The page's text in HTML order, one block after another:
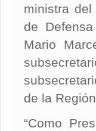
ministra
de
Mario
de la
“Como